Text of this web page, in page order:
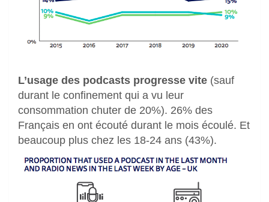
L’usage des podcasts progresse vite (sauf
durant le confinement qui a vu leur
consommation chuter de 20%). 26% des
Français en ont écouté durant le mois écoulé. Et
beaucoup plus chez les 18-24 ans (43%).